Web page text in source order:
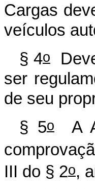
Cargas
veículos
§ 4o
ser
de seu
§ 5oA
III do § 2o,